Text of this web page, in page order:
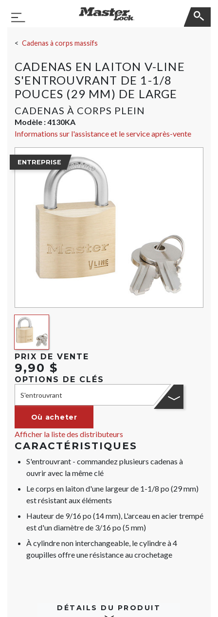
Basculer la navigation
Cadenas à corps massifs
CADENAS EN LAITON V-LINE
S'ENTROUVRANT DE 1-1/8
POUCES (29 MM) DE LARGE
CADENAS À CORPS PLEIN
Modèle :4130KA
Informations sur l'assistance et le service après-vente
ENTREPRISE
PRIX DE VENTE
9,90 $
OPTIONS DE CLÉS
S'entrouvrant
Où acheter
Afficher la liste des distributeurs
CARACTÉRISTIQUES
S'entrouvrant - commandez plusieurs cadenas à
ouvrir avec la même clé
Le corps en laiton d'une largeur de 1-1/8 po (29 mm)
est résistant aux éléments
Hauteur de 9/16 po (14 mm), L'arceau en acier trempé
est d'un diamètre de 3/16 po (5 mm)
À cylindre non interchangeable, le cylindre à 4
goupilles offre une résistance au crochetage
DÉTAILS DU PRODUIT